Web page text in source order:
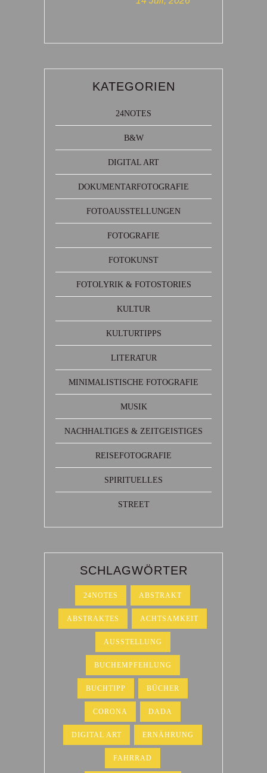
KATEGORIEN
24NOTES
B&W
DIGITAL ART
DOKUMENTARFOTOGRAFIE
FOTOAUSSTELLUNGEN
FOTOGRAFIE
FOTOKUNST
FOTOLYRIK & FOTOSTORIES
KULTUR
KULTURTIPPS
LITERATUR
MINIMALISTISCHE FOTOGRAFIE
MUSIK
NACHHALTIGES & ZEITGEISTIGES
REISEFOTOGRAFIE
SPIRITUELLES
STREET
SCHLAGWÖRTER
24NOTES ABSTRAKT
ABSTRAKTES ACHTSAMKEIT
AUSSTELLUNG
BUCHEMPFEHLUNG
BUCHTIPP BÜCHER
CORONA DADA
DIGITAL ART ERNÄHRUNG
FAHRRAD